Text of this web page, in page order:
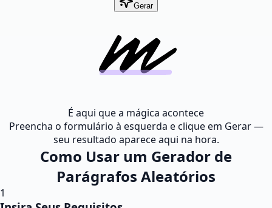
Gerar
É aqui que a mágica acontece
Preencha o formulário à esquerda e clique em Gerar —
seu resultado aparece aqui na hora.
Como Usar um Gerador de
Parágrafos Aleatórios
1